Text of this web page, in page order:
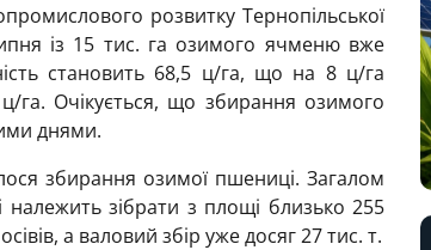
розвитку Тернопільської
із 15 тис. га озимого ячменю вже
становить 68,5 ц/га, що на 8 ц/га
га. Очікується, що збирання озимого
днями.
збирання озимої пшениці. Загалом
належить зібрати з площі близько 255
а валовий збір уже досяг 27 тис. т.